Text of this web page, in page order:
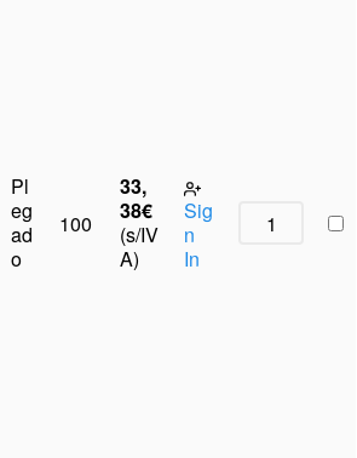
Pl
eg
ad
o
100
33,
38€
(s/IV
A)
Sig
n
In